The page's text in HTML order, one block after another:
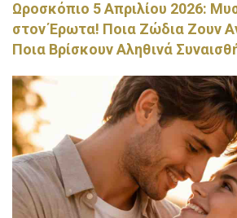
Ωροσκόπιο 5 Απριλίου 2026:
στον Έρωτα! Ποια Ζώδια Ζουν
Ποια Βρίσκουν Αληθινά